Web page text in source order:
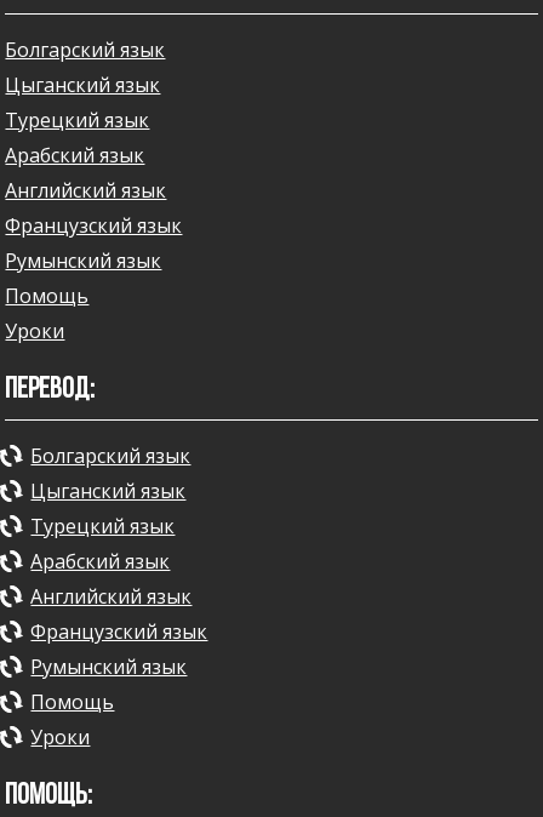
Болгарский язык
Цыганский язык
Турецкий язык
Арабский язык
Английский язык
Французский язык
Румынский язык
Помощь
Уроки
ПЕРЕВОД:
Болгарский язык
Цыганский язык
Турецкий язык
Арабский язык
Английский язык
Французский язык
Румынский язык
Помощь
Уроки
ПОМОЩЬ: